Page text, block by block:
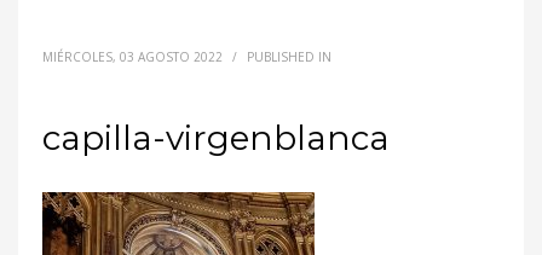
MIÉRCOLES, 03 AGOSTO 2022 / PUBLISHED IN
capilla-virgenblanca